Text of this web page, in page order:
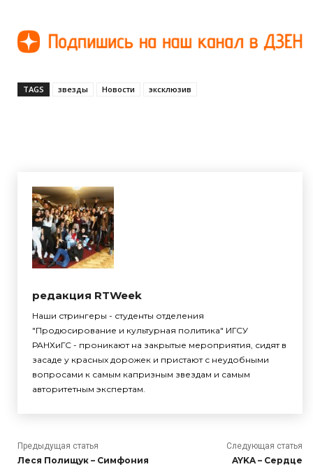
TAGS звезды Новости эксклюзив
редакция RTWeek
Наши стрингеры - студенты отделения
"Продюсирование и культурная политика" ИГСУ
РАНХиГС - проникают на закрытые мероприятия, сидят в
засаде у красных дорожек и пристают с неудобными
вопросами к самым капризным звездам и самым
авторитетным экспертам.
Предыдущая статья
Леся Полищук – Симфония
Следующая статья
AYKA – Сердце